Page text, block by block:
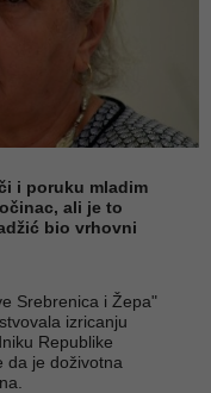
i poruku mladim
ali je to
bio vrhovni
Srebrenica i Žepa"
izricanju
Republike
da je doživotna